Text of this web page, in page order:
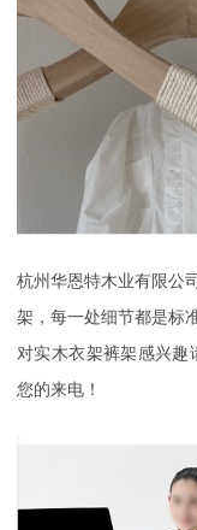
杭州华恩特木业有限公司
架，每一处细节都是标
对实木衣架裤架感兴趣
您的来电！